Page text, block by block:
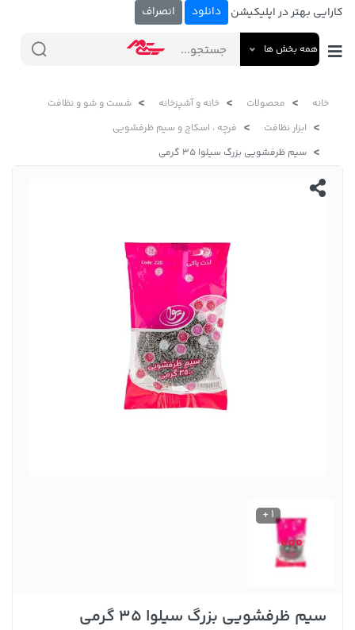
کارایی بهتر در اپلیکیشن دانلود انصراف
همه بخش ها
خانه محصولات خانه و آشپزخانه
شست و شو و نظافت
ابزار نظافت
فرچه ، اسکاچ و سیم ظرفشویی
سیم ظرفشویی بزرگ سیلوا 35 گرمی
1 +
سیم ظرفشویی بزرگ سیلوا 35 گرمی